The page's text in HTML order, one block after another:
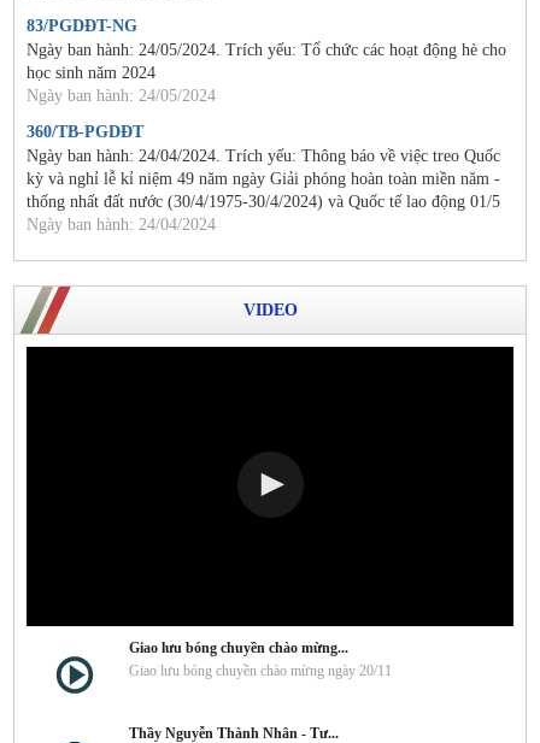
83/PGDĐT-NG
Ngày ban hành: 24/05/2024. Trích yếu: Tổ chức các hoạt động hè cho
học sinh năm 2024
Ngày ban hành: 24/05/2024
360/TB-PGDĐT
Ngày ban hành: 24/04/2024. Trích yếu: Thông báo về việc treo Quốc
kỳ và nghỉ lễ kỉ niệm 49 năm ngày Giải phóng hoàn toàn miền năm -
thống nhất đất nước (30/4/1975-30/4/2024) và Quốc tế lao động 01/5
Ngày ban hành: 24/04/2024
VIDEO
Giao lưu bóng chuyền chào mừng...
Giao lưu bóng chuyền chào mừng ngày 20/11
Thầy Nguyễn Thành Nhân - Tư...